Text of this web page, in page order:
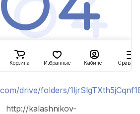
drive/folders/
http://kalashnikov-